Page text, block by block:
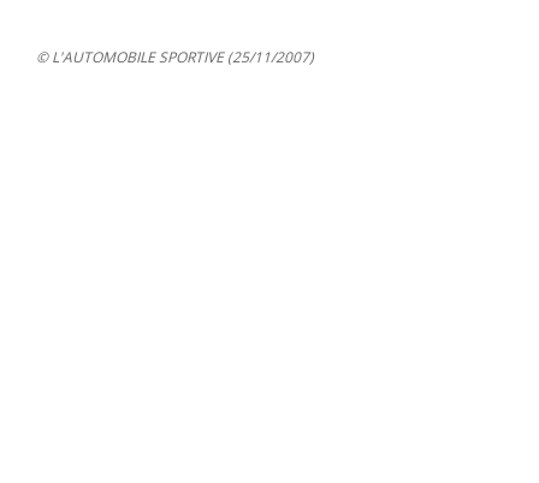
© L'AUTOMOBILE SPORTIVE (25/11/2007)